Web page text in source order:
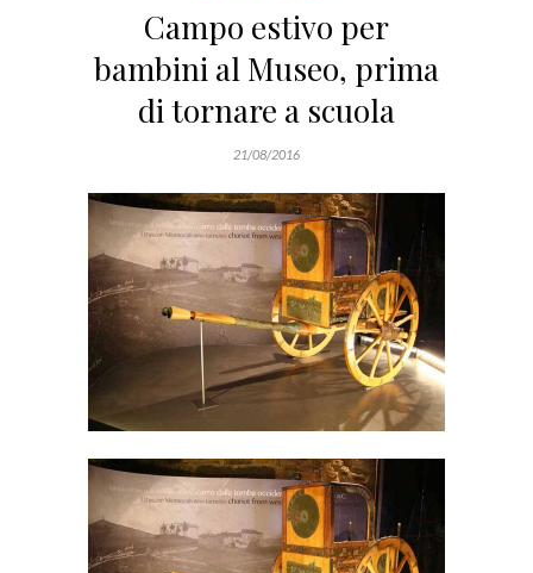
Campo estivo per
bambini al Museo, prima
di tornare a scuola
21/08/2016